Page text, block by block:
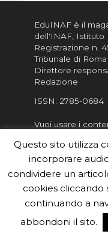
EduINAF è il
dell'INAF, Istituto
Registrazione n.
Tribunale di Roma
Direttore
Redazione
ISSN: 2785-0684
Vuoi usare i
Informativa sulla
Informatva sui
Per la rubrica de
inviarci le tue foto
redazione.edu
il form
Questo sito utilizza
incorporare
condividere un
cookies
continuando a
abbondoni il sito.